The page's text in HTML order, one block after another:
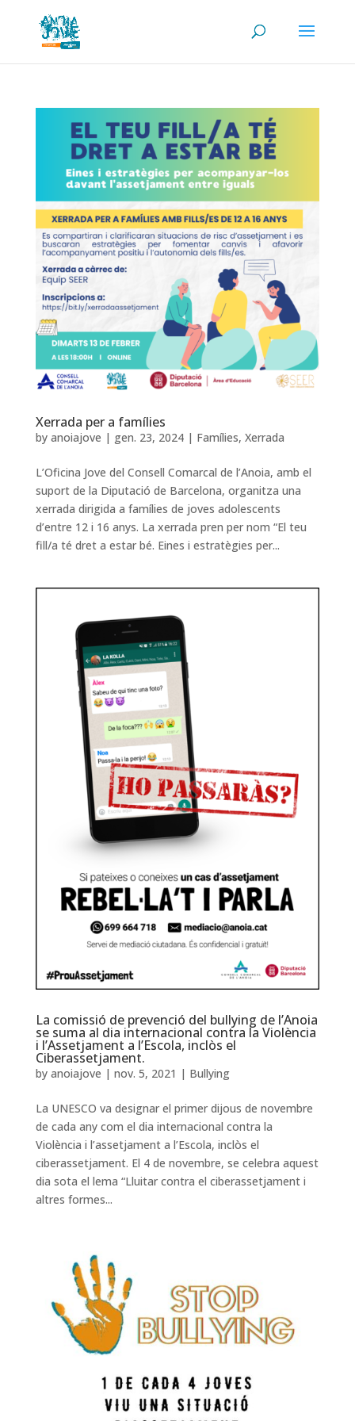
Xerrada per a famílies
by anoiajove | gen. 23, 2024| Famílies, Xerrada
L’Oficina Jove del Consell Comarcal de l’Anoia, amb el
suport de la Diputació de Barcelona, organitza una
xerrada dirigida a famílies de joves adolescents
d’entre 12 i 16 anys. La xerrada pren per nom “El teu
fill/a té dret a estar bé. Eines i estratègies per...
La comissió de prevenció del bullying de l’Anoia
se suma al dia internacional contra la Violència
i l’Assetjament a l’Escola, inclòs el
Ciberassetjament.
by anoiajove | nov. 5, 2021 | Bullying
La UNESCO va designar el primer dijous de novembre
de cada any com el dia internacional contra la
Violència i l’assetjament a l’Escola, inclòs el
ciberassetjament. El 4 de novembre, se celebra aquest
dia sota el lema “Lluitar contra el ciberassetjament i
altres formes...